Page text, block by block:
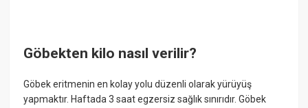
Göbekten kilo nasıl verilir?
Göbek eritmenin en kolay yolu düzenli olarak yürüyüş
yapmaktır. Haftada 3 saat egzersiz sağlık sınırıdır. Göbek